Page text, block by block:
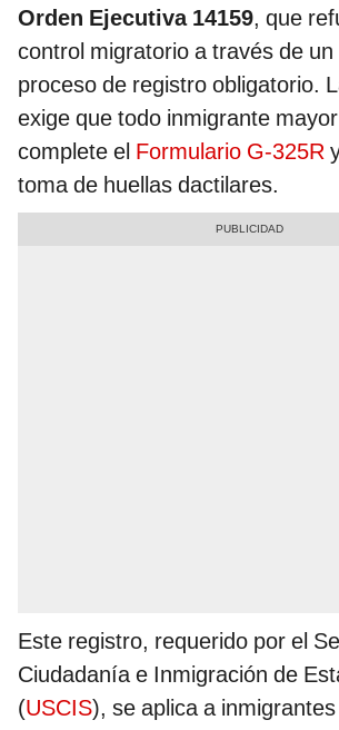
Orden Ejecutiva 14159, que
control migratorio a través de un
proceso de registro obligatorio.
exige que todo inmigrante
complete el Formulario G-325R
toma de huellas dactilares.
Este registro, requerido por el
Ciudadanía e Inmigración de
(USCIS), se aplica a inmigrantes